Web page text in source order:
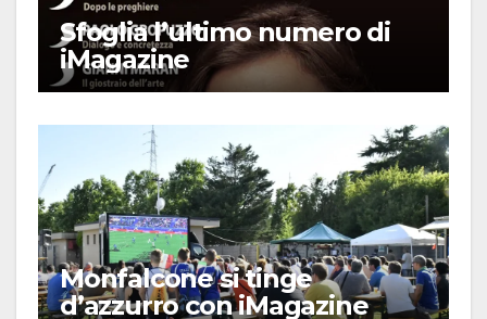
Sfoglia l’ultimo numero di
iMagazine
Monfalcone si tinge
d’azzurro con iMagazine